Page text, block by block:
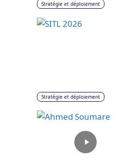
Stratégie et déploiement
Stratégie et déploiement